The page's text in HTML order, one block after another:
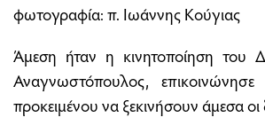
φωτογραφία: π. Ιωάννης Κούγιας
Άμεση ήταν η κινητοποίηση
Αναγνωστόπουλος,
προκειμένου να ξεκινήσουν άμεσα